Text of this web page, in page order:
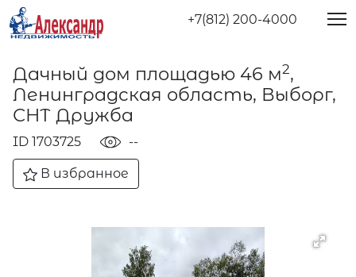
+7(812) 200-4000
Дачный дом площадью 46 м2,
Ленинградская область, Выборг,
СНТ Дружба
ID 1703725 --
В избранное